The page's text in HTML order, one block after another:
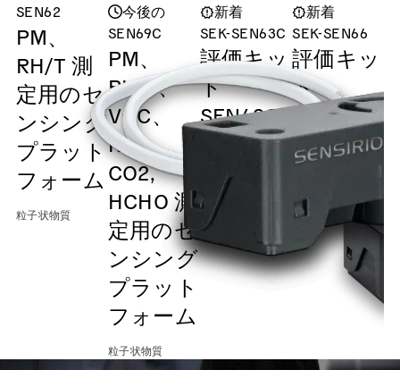
SEN62
PM、
RH/T 測
定用のセ
ンシング
プラット
フォーム
粒子状物質
今後の
SEN69C
PM、
RH/T、
VOC、
NOx、
CO2,
HCHO 測
定用のセ
ンシング
プラット
フォーム
粒子状物質
新着
SEK-SEN63C
評価キッ
ト
SEN63C
新着
SEK-SEN66
評価キッ
ト
SEN60,
SEN65,
SEN66
粒子状物質